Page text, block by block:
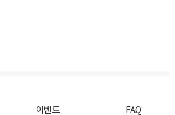
이벤트 FAQ